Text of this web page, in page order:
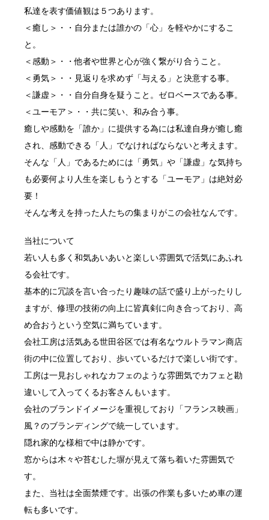
私達を表す価値観は５つあります。
＜癒し＞・・自分または誰かの「心」を軽やかにするこ
と。
＜感動＞・・他者や世界と心が強く繋がり合うこと。
＜勇気＞・・見返りを求めず「与える」と決意する事。
＜謙虚＞・・自分自身を疑うこと。ゼロベースである事。
＜ユーモア＞・・共に笑い、和み合う事。
癒しや感動を「誰か」に提供する為には私達自身が癒し癒
され、感動できる「人」でなければならないと考えます。
そんな「人」であるためには「勇気」や「謙虚」な気持ち
も必要何より人生を楽しもうとする「ユーモア」は絶対必
要！
そんな考えを持った人たちの集まりがこの会社なんです。
当社について
若い人も多く和気あいあいと楽しい雰囲気で活気にあふれ
る会社です。
基本的に冗談を言い合ったり趣味の話で盛り上がったりし
ますが、修理の技術の向上に皆真剣に向き合っており、高
め合おうという空気に満ちています。
会社工房は活気ある世田谷区では有名なウルトラマン商店
街の中に位置しており、歩いているだけで楽しい街です。
工房は一見おしゃれなカフェのような雰囲気でカフェと勘
違いして入ってくるお客さんもいます。
会社のブランドイメージを重視しており「フランス映画」
風？のブランディングで統一しています。
隠れ家的な様相で中は静かです。
窓からは木々や苔むした塀が見えて落ち着いた雰囲気で
す。
また、当社は全面禁煙です。出張の作業も多いため車の運
転も多いです。